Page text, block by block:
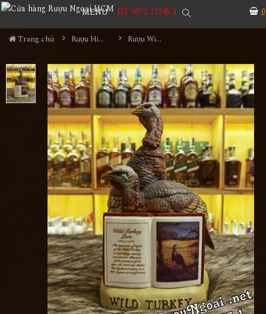
0
MENU ĐT 0972.12345.1
Trang chủ Rượu Hiếm - Cũ Rượu Wild Turkey Limited Edition Series II No3 Năm 1981